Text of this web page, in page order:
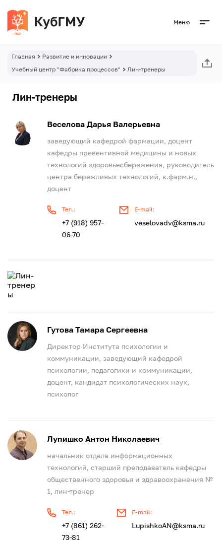
Меню
Главная
Развитие и инновации
Учебный центр "Фабрика процессов"
Лин-тренеры
Лин-тренеры
Веселова Дарья Валерьевна
заведующий кафедрой фармации, доцент
кафедры превентивной медицины и новых
технологий здоровьесбережения, руководитель
центра бережливых технологий, к.фарм.н.,
доцент
Тел.:
+7 (918) 957-
06-70
E-mail:
veselovadv@ksma.ru
Гутова Тамара Сергеевна
Директор Института психологии и
коммуникации, заведующий кафедрой
психологии, педагогики и коммуникации,
доцент, кандидат психологических наук,
психолог
Лупишко Антон Николаевич
начальник отдела информационных
технологий, старший преподаватель кафедры
общественного здоровья и здравоохранения №
1, лин-тренер
Тел.:
+7 (861) 262-
73-81
E-mail:
LupishkoAN@ksma.ru